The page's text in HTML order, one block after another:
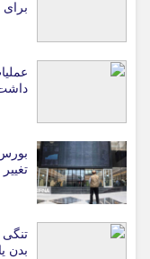
برای
بدن